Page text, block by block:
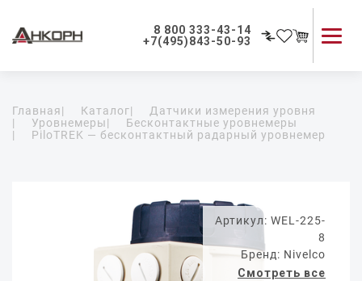
8 800 333-43-14
+7(495)843-50-93
Применение приборов
Как мы работаем
Главная| Каталог|
Датчики измерения уровня
|
Уровнемеры|
Бесконтактные уровнемеры
|
PiloTREK — бесконтактный радарный уровнемер
Артикул: WEL-225-
8
Бренд: Nivelco
Смотреть все